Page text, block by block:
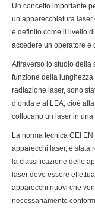
Un concetto importante
un’apparecchiatura
è definito come il livello
accedere un operatore e
Attraverso lo studio della
funzione della lunghezza
radiazione laser, sono
d’onda e al LEA, cioè
collocano un laser in
La norma tecnica CEI
apparecchi laser, è stata
la classificazione delle
laser deve essere
apparecchi nuovi che
necessariamente